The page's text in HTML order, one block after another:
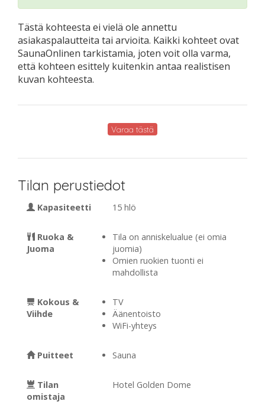
Tästä kohteesta ei vielä ole annettu
asiakaspalautteita tai arvioita. Kaikki kohteet ovat
SaunaOnlinen tarkistamia, joten voit olla varma,
että kohteen esittely kuitenkin antaa realistisen
kuvan kohteesta.
Varaa tästä
Tilan perustiedot
Kapasiteetti 15 hlö
Ruoka &
Juoma
Tila on anniskelualue (ei omia
juomia)
Omien ruokien tuonti ei
mahdollista
Kokous &
Viihde
TV
Äänentoisto
WiFi-yhteys
Puitteet Sauna
Tilan
omistaja
Hotel Golden Dome